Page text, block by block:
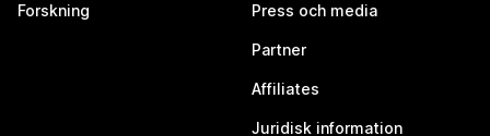
Forskning Press och media
Partner
Affiliates
Juridisk information